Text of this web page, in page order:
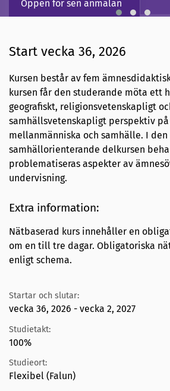
Öppen för sen anmälan
Start vecka 36, 2026
Kursen består av fem
kursen får den studerande möta ett
geografiskt, religionsvetenskapligt
samhällsvetenskapligt perspektiv
mellanmänniska och samhälle. I den
samhällorienterande delkursen
problematiseras aspekter av
undervisning.
Extra information:
Nätbaserad kurs innehåller en
om en till tre dagar. Obligatoriska
enligt schema.
Startar och slutar:
vecka 36, 2026 - vecka 2, 2027
Studietakt:
100%
Studieort:
Flexibel (Falun)